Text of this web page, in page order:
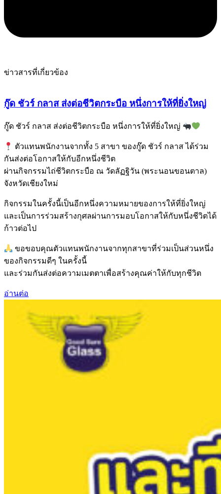
ข่าวสารที่เกี่ยวข้อง
กู๊ด ชัวร์ กลาส ส่งต่อชีวิตกระบือ หนึ่งการให้ที่ยิ่งใหญ่
กู๊ด ชัวร์ กลาส ส่งต่อชีวิตกระบือ หนึ่งการให้ที่ยิ่งใหญ่
ตัวแทนพนักงานจากทั้ง 5 สาขา ของกู๊ด ชัวร์ กลาส ได้ร่วม
กันส่งต่อโอกาสให้กับอีกหนึ่งชีวิต
ผ่านกิจกรรมไถ่ชีวิตกระบือ ณ วัดลัฏฐิวัน (พระนอนขอนตาล)
จังหวัดเชียงใหม่
กิจกรรมในครั้งนี้เป็นอีกหนึ่งความหมายของการให้ที่ยิ่งใหญ่
และเป็นการร่วมสร้างกุศลผ่านการมอบโอกาสให้กับหนึ่งชีวิตได้
ก้าวต่อไป
ขอขอบคุณตัวแทนพนักงานจากทุกสาขาที่ร่วมเป็นส่วนหนึ่ง
ของกิจกรรมดีๆ ในครั้งนี้
และร่วมกันส่งต่อความเมตตาเพื่อสร้างคุณค่าให้กับทุกชีวิต
อ่านต่อ